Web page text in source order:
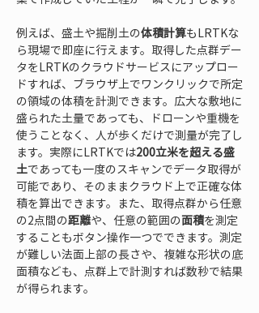
例えば、盛土や掘削土の体積計算もLRTKな
ら現場で即座に行えます。取得した点群デー
タをLRTKのクラウドサービスにアップロー
ドすれば、ブラウザ上でワンクリックで所定
の領域の体積を計測できます。広大な敷地に
盛られた土量であっても、ドローンや重機を
使うことなく、人が歩くだけで測量が完了し
ます。実際にLRTKでは200立米を超える盛
土であっても一度のスキャンでデータ取得が
可能であり、そのままクラウド上で正確な体
積を算出できます。また、取得点群から任意
の2点間の距離や、任意の範囲の面積を測定
することもボタン操作一つでできます。測定
が難しい法面上部の長さや、複雑な形状の底
面積なども、点群上で計測すれば数秒で結果
が得られます。